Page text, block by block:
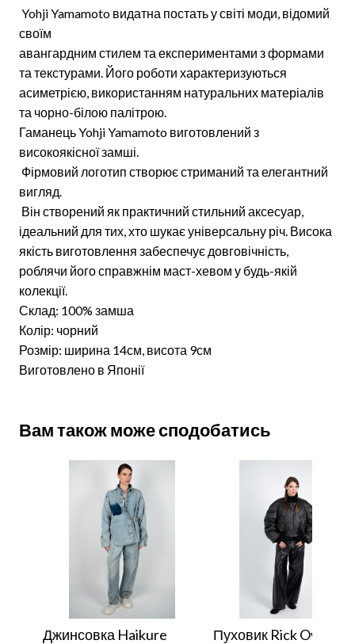
Yohji Yamamoto видатна постать у світі моди, відомий
своїм
авангардним стилем та експериментами з формами
та текстурами. Його роботи характеризуються
асиметрією, використанням натуральних матеріалів
та чорно-білою палітрою.
Гаманець Yohji Yamamoto виготовлений з
високоякісної замші.
Фірмовий логотип створює стриманий та елегантний
вигляд.
Він створений як практичний стильний аксесуар,
ідеальний для тих, хто шукає універсальну річ. Висока
якість виготовлення забеспечує довговічність,
роблячи його справжнім маст-хевом у будь-якій
колекції.
Склад: 100% замша
Колір: чорний
Розмір: ширина 14см, висота 9см
Виготовлено в Японії
Вам також може сподобатись
Джинсовка Haikure Пуховик Rick Owens